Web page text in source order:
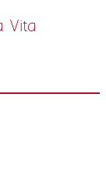
Vita